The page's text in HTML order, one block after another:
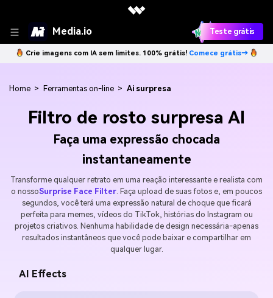
Media.io Teste grátis
Crie imagens com IA sem limites. 100% grátis! Comece grátis→
Home > Ferramentas on-line > Ai surpresa
Filtro de rosto surpresa AI
Faça uma expressão chocada
instantaneamente
Transforme qualquer retrato em uma reação interessante e realista com
o nossoSurprise Face Filter . Faça upload de suas fotos e, em poucos
segundos, você terá uma expressão natural de choque que ficará
perfeita para memes, vídeos do TikTok, histórias do Instagram ou
projetos criativos. Nenhuma habilidade de design necessária-apenas
resultados instantâneos que você pode baixar e compartilhar em
qualquer lugar.
AI Effects